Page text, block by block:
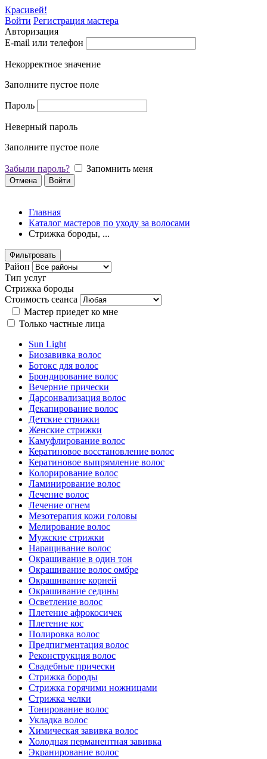
Красивей!
Войти Регистрация мастера
Авторизация
E-mail или телефон
Некорректное значение
Заполните пустое поле
Пароль
Неверный пароль
Заполните пустое поле
Забыли пароль? Запомнить меня
Отмена Войти
Главная
Каталог мастеров по уходу за волосами
Стрижка бороды, ...
Фильтровать
Район
Тип услуг
Стрижка бороды
Стоимость сеанса
Мастер приедет ко мне
Только частные лица
Sun Light
Биозавивка волос
Ботокс для волос
Брондирование волос
Вечерние прически
Дарсонвализация волос
Декапирование волос
Детские стрижки
Женские стрижки
Камуфлирование волос
Кератиновое восстановление волос
Кератиновое выпрямление волос
Колорирование волос
Ламинирование волос
Лечение волос
Лечение огнем
Мезотерапия кожи головы
Мелирование волос
Мужские стрижки
Наращивание волос
Окрашивание в один тон
Окрашивание волос омбре
Окрашивание корней
Окрашивание седины
Осветление волос
Плетение афрокосичек
Плетение кос
Полировка волос
Предпигментация волос
Реконструкция волос
Свадебные прически
Стрижка бороды
Стрижка горячими ножницами
Стрижка челки
Тонирование волос
Укладка волос
Химическая завивка волос
Холодная перманентная завивка
Экранирование волос